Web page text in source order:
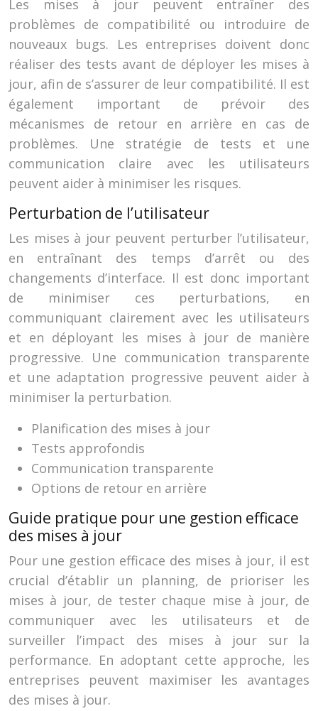
Les mises à jour peuvent entraîner des
problèmes de compatibilité ou introduire de
nouveaux bugs. Les entreprises doivent donc
réaliser des tests avant de déployer les mises à
jour, afin de s’assurer de leur compatibilité. Il est
également important de prévoir des
mécanismes de retour en arrière en cas de
problèmes. Une stratégie de tests et une
communication claire avec les utilisateurs
peuvent aider à minimiser les risques.
Perturbation de l’utilisateur
Les mises à jour peuvent perturber l’utilisateur,
en entraînant des temps d’arrêt ou des
changements d’interface. Il est donc important
de minimiser ces perturbations, en
communiquant clairement avec les utilisateurs
et en déployant les mises à jour de manière
progressive. Une communication transparente
et une adaptation progressive peuvent aider à
minimiser la perturbation.
Planification des mises à jour
Tests approfondis
Communication transparente
Options de retour en arrière
Guide pratique pour une gestion efficace
des mises à jour
Pour une gestion efficace des mises à jour, il est
crucial d’établir un planning, de prioriser les
mises à jour, de tester chaque mise à jour, de
communiquer avec les utilisateurs et de
surveiller l’impact des mises à jour sur la
performance. En adoptant cette approche, les
entreprises peuvent maximiser les avantages
des mises à jour.